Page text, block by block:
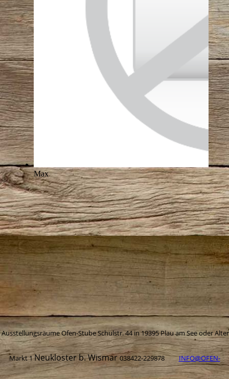
Max
Ausstellungsräume Ofen-Stube Schulstr. 44 in 19395 Plau am See oder Alter
Markt 1Neukloster b. Wismar038422-229878 INFO@OFEN-